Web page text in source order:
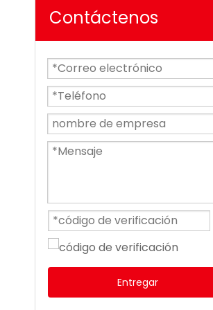
Contáctenos
Entregar